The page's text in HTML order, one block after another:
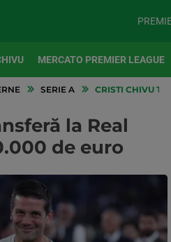
MERCATO PREMIER LEAGUE
SERIE A CRISTI CHIVU
la Real
de euro